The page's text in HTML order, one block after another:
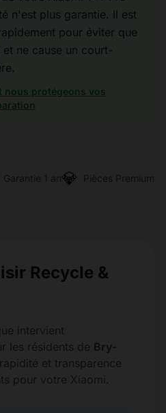
n'est plus garantie. Il est
pour éviter que
ne cause un court-
nous protégeons vos
Garantie 1 an💎 Pièces Premium
Recycle &
intervient
les résidents de Bry-
et transparence
pour votre Xiaomi.